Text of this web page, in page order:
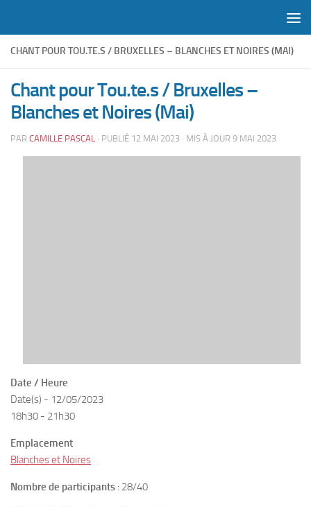
CHANT POUR TOU.TE.S / BRUXELLES – BLANCHES ET NOIRES (MAI)
Chant pour Tou.te.s / Bruxelles –
Blanches et Noires (Mai)
PAR CAMILLE PASCAL · PUBLIÉ 12 MAI 2023 · MIS À JOUR 9 MAI 2023
Date / Heure
Date(s) - 12/05/2023
18h30 - 21h30
Emplacement
Blanches et Noires
Nombre de participants : 28/40